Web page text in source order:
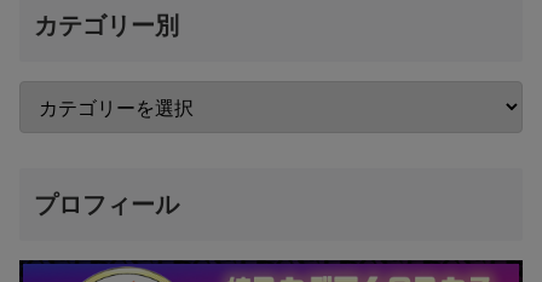
カテゴリー別
プロフィール